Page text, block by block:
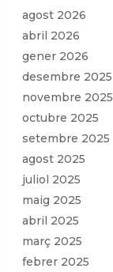
agost 2026
abril 2026
gener 2026
desembre 2025
novembre 2025
octubre 2025
setembre 2025
agost 2025
juliol 2025
maig 2025
abril 2025
març 2025
febrer 2025